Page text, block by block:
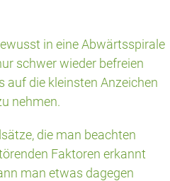
in eine Abwärtsspirale
schwer wieder befreien
auf die kleinsten Anzeichen
nehmen.
die man beachten
Faktoren erkannt
man etwas dagegen